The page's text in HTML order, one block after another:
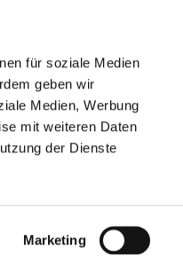
für soziale Medien
geben wir
Medien, Werbung
mit weiteren Daten
der Dienste
Marketing